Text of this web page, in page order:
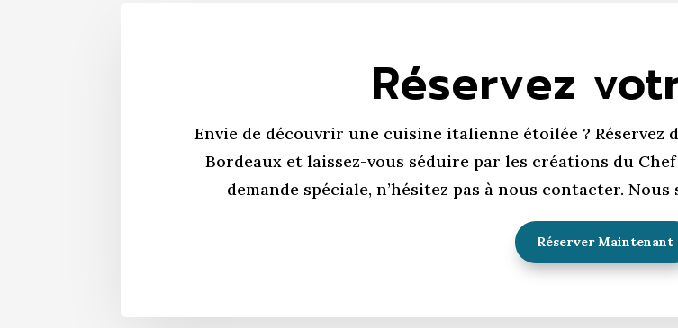
Réservez
Envie de découvrir une cuisine italienne étoilée ?
Bordeaux et laissez-vous séduire par les créations du
demande spéciale, n’hésitez pas à nous contacter.
Réserver Maintenant